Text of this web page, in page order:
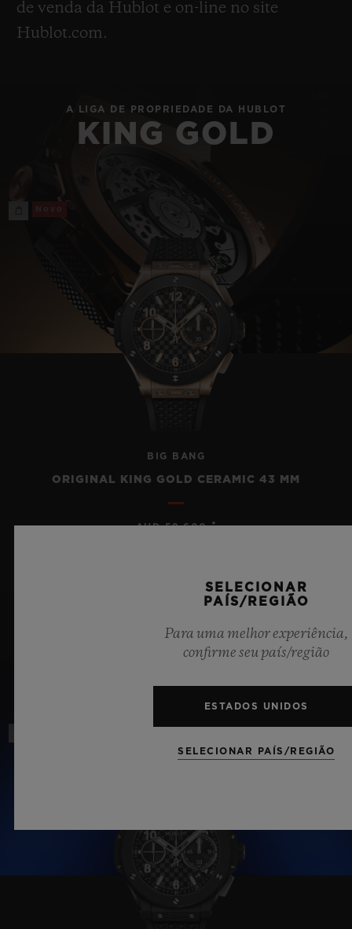
de venda da Hublot e on-line no site
Hublot.com.
A LIGA DE PROPRIEDADE DA HUBLOT
KING GOLD
BIG BANG
ORIGINAL KING GOLD CERAMIC 43 MM
AUD 58,600 •
CELEBRANDO 20 ANOS
BLACK MAGIC
SELECIONAR
PAÍS/REGIÃO
Para uma melhor experiência,
confirme seu país/região
ESTADOS UNIDOS
SELECIONAR PAÍS/REGIÃO